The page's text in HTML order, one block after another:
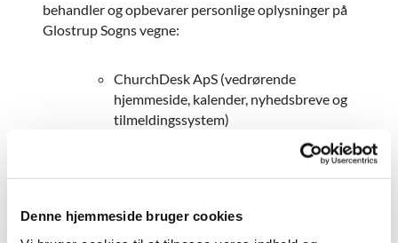
Denne hjemmeside bruger cookies
behandler og opbevarer personlige oplysninger på
Glostrup Sogns vegne:
ChurchDesk ApS (vedrørende
hjemmeside, kalender, nyhedsbreve og
tilmeldingssystem)
Sentia Danmark A/S (drift af vore
Experian A/S (kreditoplysninger)
(administrationsprogrammer)